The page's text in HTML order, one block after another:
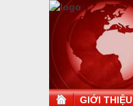
GIỚI THIỆU